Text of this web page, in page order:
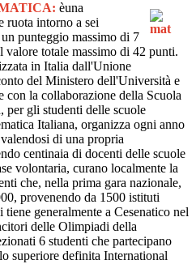
èuna
ruota intorno a sei
punteggio massimo di 7
valore totale massimo di 42 punti.
in Italia dall'Unione
del Ministero dell'Università e
con la collaborazione della Scuola
per gli studenti delle scuole
Italiana, organizza ogni anno
di una propria
centinaia di docenti delle scuole
volontaria, curano localmente la
che, nella prima gara nazionale,
provenendo da 1500 istituti
generalmente a Cesenatico nel
delle Olimpiadi della
6 studenti che partecipano
superiore definita International